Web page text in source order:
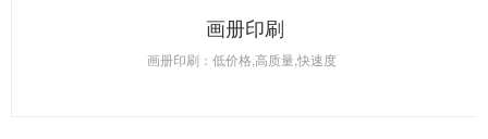
画册印刷
画册印刷：低价格,高质量,快速度